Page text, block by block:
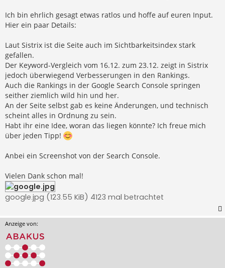
Ich bin ehrlich gesagt etwas ratlos und hoffe auf euren Input.
Hier ein paar Details:
Laut Sistrix ist die Seite auch im Sichtbarkeitsindex stark
gefallen.
Der Keyword-Vergleich vom 16.12. zum 23.12. zeigt in Sistrix
jedoch überwiegend Verbesserungen in den Rankings.
Auch die Rankings in der Google Search Console springen
seither ziemlich wild hin und her.
An der Seite selbst gab es keine Änderungen, und technisch
scheint alles in Ordnung zu sein.
Habt ihr eine Idee, woran das liegen könnte? Ich freue mich
über jeden Tipp!
Anbei ein Screenshot von der Search Console.
Vielen Dank schon mal!
google.jpg (123.55 KiB) 4123 mal betrachtet
Anzeige von: